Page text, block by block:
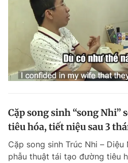
Theo dõi báo trên
0906 645 777
Đặt báo Quảng cáo RSS
Phó tổng biên tập: Lâm Hiếu Dũng
Phó tổng biên tập: Trần Việt Hưng
Tổng thư ký tòa soạn: Đức Trung
Giấy phép xuất bản số 110/GP -
© 2003-2026 Bản quyền thuộc về
Cặp song sinh “song Nhi”
tiêu hóa, tiết niệu sau 3
Cặp song sinh Trúc Nhi –
phẫu thuật tái tạo đường tiêu